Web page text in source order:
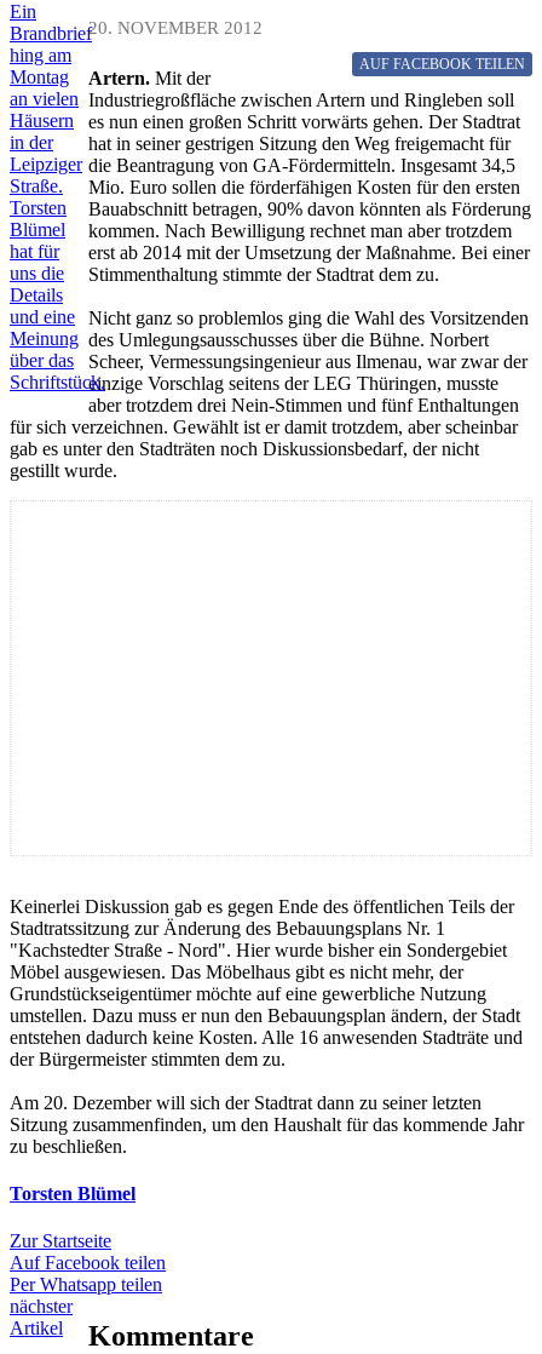
Ein
Brandbrief
hing am
Montag
an vielen
Häusern
in der
Leipziger
Straße.
Torsten
Blümel
hat für
uns die
Details
und eine
Meinung
über das
Schriftstück.
20. NOVEMBER 2012
AUF FACEBOOK TEILEN
Artern. Mit der
Industriegroßfläche zwischen Artern und Ringleben soll
es nun einen großen Schritt vorwärts gehen. Der Stadtrat
hat in seiner gestrigen Sitzung den Weg freigemacht für
die Beantragung von GA-Fördermitteln. Insgesamt 34,5
Mio. Euro sollen die förderfähigen Kosten für den ersten
Bauabschnitt betragen, 90% davon könnten als Förderung
kommen. Nach Bewilligung rechnet man aber trotzdem
erst ab 2014 mit der Umsetzung der Maßnahme. Bei einer
Stimmenthaltung stimmte der Stadtrat dem zu.
Nicht ganz so problemlos ging die Wahl des Vorsitzenden
des Umlegungsausschusses über die Bühne. Norbert
Scheer, Vermessungsingenieur aus Ilmenau, war zwar der
einzige Vorschlag seitens der LEG Thüringen, musste
aber trotzdem drei Nein-Stimmen und fünf Enthaltungen
für sich verzeichnen. Gewählt ist er damit trotzdem, aber scheinbar
gab es unter den Stadträten noch Diskussionsbedarf, der nicht
gestillt wurde.
Keinerlei Diskussion gab es gegen Ende des öffentlichen Teils der
Stadtratssitzung zur Änderung des Bebauungsplans Nr. 1
"Kachstedter Straße - Nord". Hier wurde bisher ein Sondergebiet
Möbel ausgewiesen. Das Möbelhaus gibt es nicht mehr, der
Grundstückseigentümer möchte auf eine gewerbliche Nutzung
umstellen. Dazu muss er nun den Bebauungsplan ändern, der Stadt
entstehen dadurch keine Kosten. Alle 16 anwesenden Stadträte und
der Bürgermeister stimmten dem zu.
Am 20. Dezember will sich der Stadtrat dann zu seiner letzten
Sitzung zusammenfinden, um den Haushalt für das kommende Jahr
zu beschließen.
Torsten Blümel
Zur Startseite
Auf Facebook teilen
Per Whatsapp teilen
nächster
Artikel
Kommentare